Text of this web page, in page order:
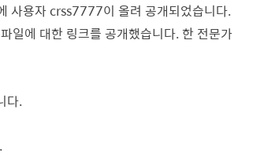
용자 crss7777이 올려 공개되었습니다.
일에 대한 링크를 공개했습니다. 한 전문가
다.